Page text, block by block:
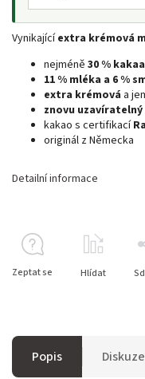
Vynikajícíextra krémová
nejméně 30 % kakaa
11 % mléka a 6 %
extra krémová a
znovu
kakao s certifikací
originál z Německa
Detailní informace
Zeptat se Hlídat
Popis Diskuze